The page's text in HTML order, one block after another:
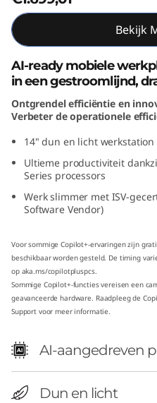
M
D
Bekijk
AI-ready mobiele
in een gestroomlijnd,
Ontgrendel efficiëntie en
Verbeter de operationele
14" dun en licht
Ultieme productiviteit
Series processors
Werk slimmer met ISV-
Software Vendor)
Voor sommige Copilot+-ervaringen zijn
beschikbaar worden gesteld. De timing
op aka.ms/copilotpluspcs.
Sommige Copilot+-functies vereisen een
geavanceerde hardware. Raadpleeg de
Support voor meer informatie.
AI-aangedreven
Dun en licht